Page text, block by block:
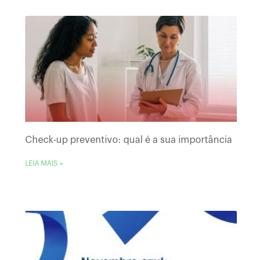
Check-up preventivo: qual é a sua importância
LEIA MAIS »